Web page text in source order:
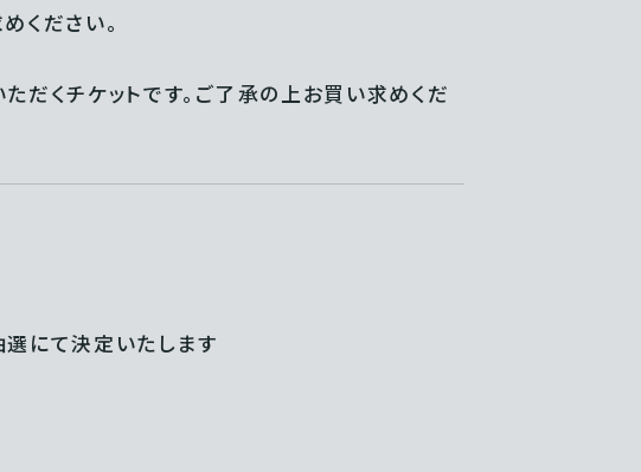
ください。
くチケットです。ご了承の上お買い求めくだ
にて決定いたします